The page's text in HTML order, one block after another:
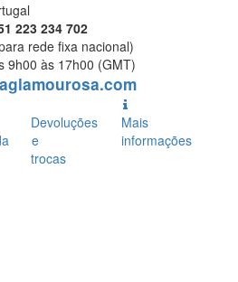
223 234 702
rede fixa nacional)
9h00 às 17h00 (GMT)
Devoluções
e
trocas
Mais
informações